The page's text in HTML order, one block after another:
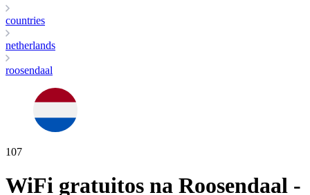
countries
netherlands
roosendaal
107
WiFi gratuitos na Roosendaal -